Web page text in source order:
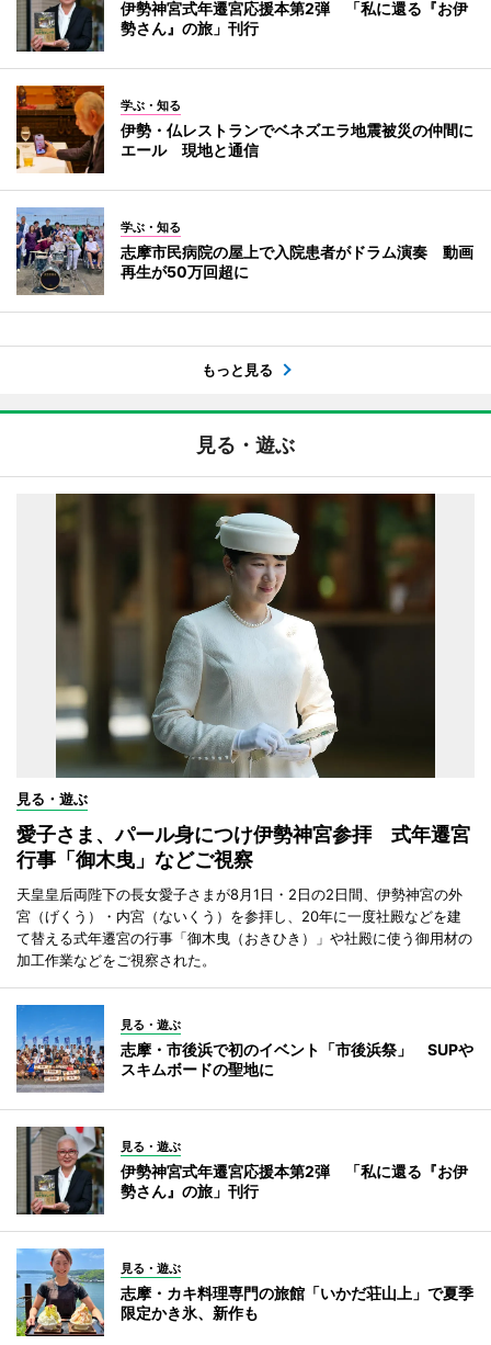
伊勢神宮式年遷宮応援本第2弾 「私に還る『お伊
勢さん』の旅」刊行
学ぶ・知る
伊勢・仏レストランでベネズエラ地震被災の仲間に
エール 現地と通信
学ぶ・知る
志摩市民病院の屋上で入院患者がドラム演奏 動画
再生が50万回超に
もっと見る
見る・遊ぶ
見る・遊ぶ
愛子さま、パール身につけ伊勢神宮参拝 式年遷宮
行事「御木曳」などご視察
天皇皇后両陛下の長女愛子さまが8月1日・2日の2日間、伊勢神宮の外
宮（げくう）・内宮（ないくう）を参拝し、20年に一度社殿などを建
て替える式年遷宮の行事「御木曳（おきひき）」や社殿に使う御用材の
加工作業などをご視察された。
見る・遊ぶ
志摩・市後浜で初のイベント「市後浜祭」 SUPや
スキムボードの聖地に
見る・遊ぶ
伊勢神宮式年遷宮応援本第2弾 「私に還る『お伊
勢さん』の旅」刊行
見る・遊ぶ
志摩・カキ料理専門の旅館「いかだ荘山上」で夏季
限定かき氷、新作も